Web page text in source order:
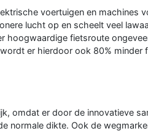
voertuigen en machines
lucht op en scheelt veel
hoogwaardige fietsroute
er hierdoor ook 80%
omdat er door de innovatieve
normale dikte. Ook de